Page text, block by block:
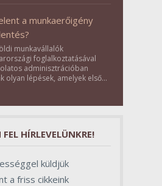
a munkaerőigény
munkavállalók
foglalkoztatásával
adminisztrációban
olyan lépések, amelyek első
töltenek be az egész
HÍRLEVELÜNKRE!
küldjük
a friss cikkeink